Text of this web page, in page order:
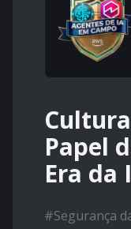
Papel
Era da
#Segurança